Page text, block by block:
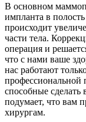
В основном
импланта в
происходит
части тела.
операция и
что с нами ваше
нас работают
способные сделать
подумает, что вам
хирургам.